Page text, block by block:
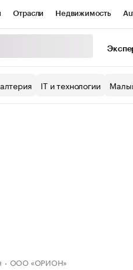
Отрасли Недвижимость
IT и технологии
ООО «ОРИОН»